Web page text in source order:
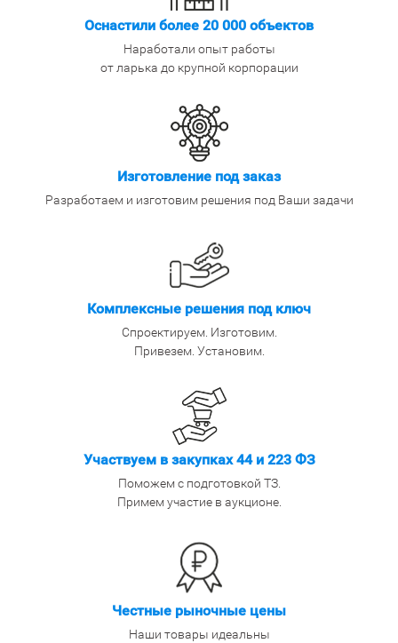
Оснастили более 20 000 объектов
Наработали опыт работы
от ларька до крупной корпорации
Изготовление под заказ
Разработаем и изготовим решения под Ваши задачи
Комплексные решения под ключ
Спроектируем. Изготовим.
Привезем. Установим.
Участвуем в закупках 44 и 223 ФЗ
Поможем с подготовкой ТЗ.
Примем участие в аукционе.
Честные рыночные цены
Наши товары идеальны